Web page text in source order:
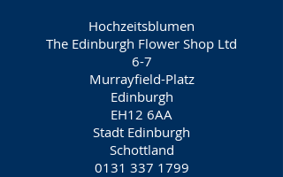
Hochzeitsblumen
The Edinburgh Flower Shop Ltd
6-7
Murrayfield-Platz
Edinburgh
EH12 6AA
Stadt Edinburgh
Schottland
0131 337 1799